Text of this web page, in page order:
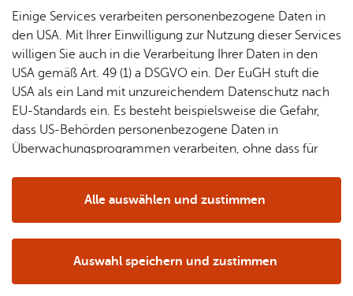
Ämter
A–Z
Diens
t­leis­
tun­gen
A–Z
For­
fent­li­
che
Be­
kannt­
ma­
chun­
& TV
Pres­se
Bil­
dung
& Be­
treu­
ung
Potz­
be­
treu­
ung
Schu­
len
Bau­
stel­len
& Um­
lei­tun­
Um­
welt &
Kli­ma­
Sa­nie­
ren &
bi­li­en
Stadt­
Fa­mi­lie
& Kin­
der
Se­nio­
ren
Woh­
nen
re­frei
Pfle­ge
& Un­
ter­stüt­
zung
Einige Services verarbeiten personenbezogene Daten in
den USA. Mit Ihrer Einwilligung zur Nutzung dieser Services
willigen Sie auch in die Verarbeitung Ihrer Daten in den
USA gemäß Art. 49 (1) a DSGVO ein. Der EuGH stuft die
USA als ein Land mit unzureichendem Datenschutz nach
EU-Standards ein. Es besteht beispielsweise die Gefahr,
dass US-Behörden personenbezogene Daten in
Überwachungsprogrammen verarbeiten, ohne dass für
Auswahl speichern und zustimmen
Alle auswählen und zustimmen